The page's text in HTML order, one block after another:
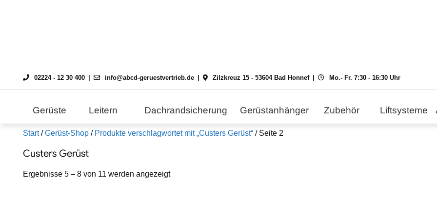
02224 - 12 30 400 info@abcd-geruestvertrieb.de Zilzkreuz 15 - 53604 Bad Honnef Mo.- Fr. 7:30 - 16:30 Uhr
Gerüste Leitern Dachrandsicherung Gerüstanhänger Zubehör Liftsysteme
Start/Gerüst-Shop / Produkte verschlagwortet mit „Custers Gerüst“ / Seite 2
Custers Gerüst
Ergebnisse 5 – 8 von 11 werden angezeigt